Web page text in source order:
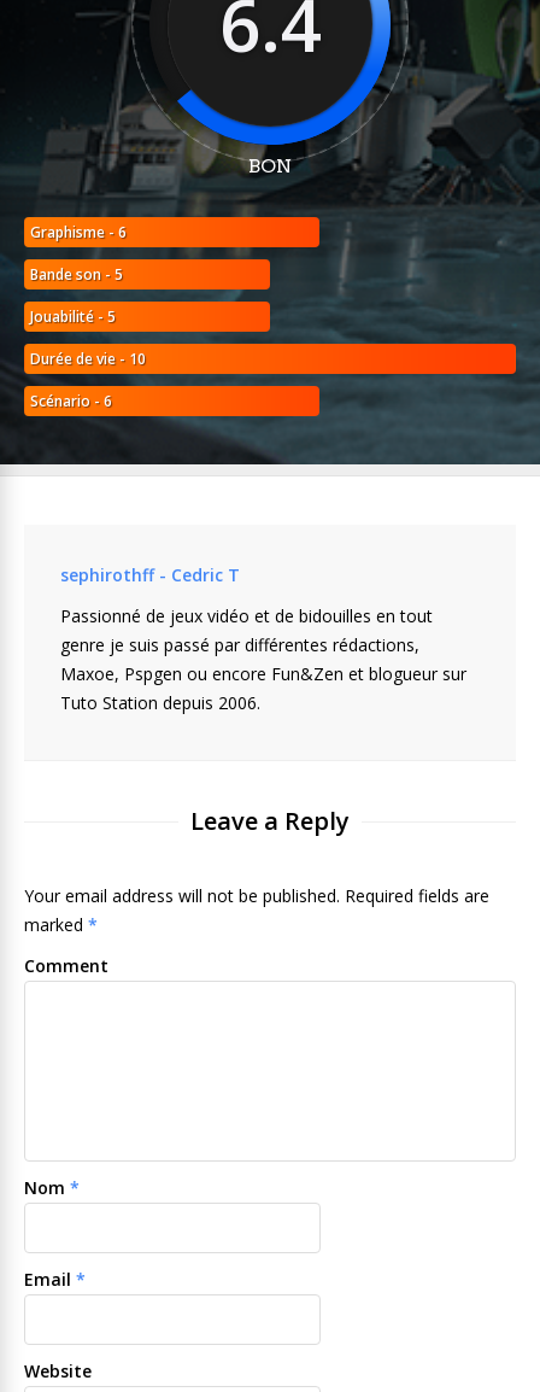
6.4
BON
Graphisme - 6
Bande son - 5
Jouabilité - 5
Durée de vie - 10
Scénario - 6
sephirothff - Cedric T
Passionné de jeux vidéo et de bidouilles en tout
genre je suis passé par différentes rédactions,
Maxoe, Pspgen ou encore Fun&Zen et blogueur sur
Tuto Station depuis 2006.
Leave a Reply
Your email address will not be published. Required fields are
marked *
Comment
Nom *
Email *
Website